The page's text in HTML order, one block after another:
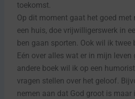
toekomst.
Op dit moment gaat het goed met
een huis, doe vrijwilligerswerk in
ben gaan sporten. Ook wil ik twee
Eén over alles wat er in mijn leven
andere boek wil ik op een
vragen stellen over het geloof.
nemen aan dat God groot is maar